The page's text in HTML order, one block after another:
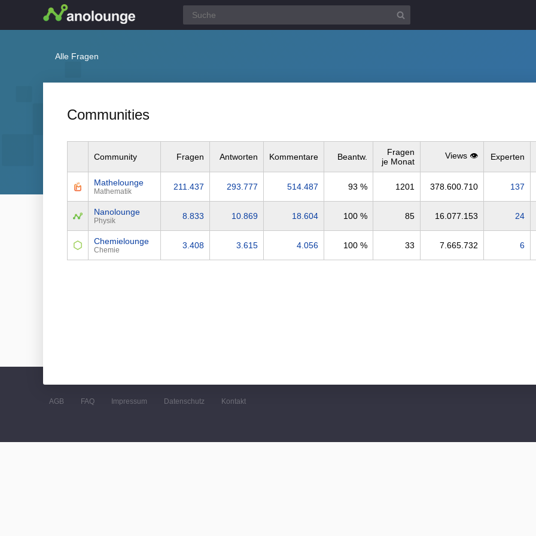
Alle Fragen
Communities
Community Fragen Antworten Kommentare Beantw.
Fragen
je Monat
Views 👁️ Experten
Mathelounge
Mathematik 211.437 293.777 514.487 93 % 1201 378.600.710 137
Nanolounge
Physik 8.833 10.869 18.604 100 % 85 16.077.153 24
Chemielounge
Chemie 3.408 3.615 4.056 100 % 33 7.665.732 6
AGB FAQ Impressum Datenschutz Kontakt